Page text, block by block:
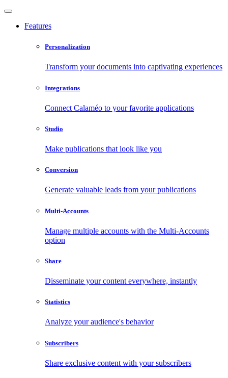
Features
Personalization
Transform your documents into captivating experiences
Integrations
Connect Calaméo to your favorite applications
Studio
Make publications that look like you
Conversion
Generate valuable leads from your publications
Multi-Accounts
Manage multiple accounts with the Multi-Accounts
option
Share
Disseminate your content everywhere, instantly
Statistics
Analyze your audience's behavior
Subscribers
Share exclusive content with your subscribers